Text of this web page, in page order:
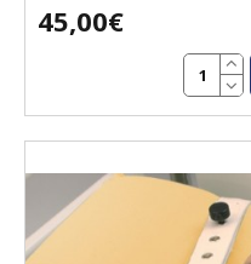
45,00€